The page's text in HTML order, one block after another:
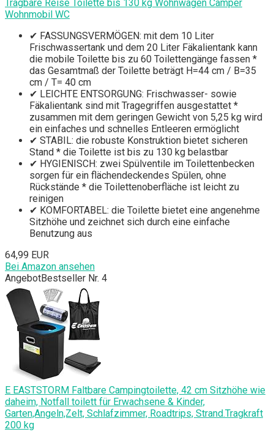
Tragbare Reise Toilette bis 130 kg Wohnwagen Camper
Wohnmobil WC
✔ FASSUNGSVERMÖGEN: mit dem 10 Liter
Frischwassertank und dem 20 Liter Fäkalientank kann
die mobile Toilette bis zu 60 Toilettengänge fassen *
das Gesamtmaß der Toilette beträgt H=44 cm / B=35
cm / T= 40 cm
✔ LEICHTE ENTSORGUNG: Frischwasser- sowie
Fäkalientank sind mit Tragegriffen ausgestattet *
zusammen mit dem geringen Gewicht von 5,25 kg wird
ein einfaches und schnelles Entleeren ermöglicht
✔ STABIL: die robuste Konstruktion bietet sicheren
Stand * die Toilette ist bis zu 130 kg belastbar
✔ HYGIENISCH: zwei Spülventile im Toilettenbecken
sorgen für ein flächendeckendes Spülen, ohne
Rückstände * die Toilettenoberfläche ist leicht zu
reinigen
✔ KOMFORTABEL: die Toilette bietet eine angenehme
Sitzhöhe und zeichnet sich durch eine einfache
Benutzung aus
64,99 EUR
Bei Amazon ansehen
AngebotBestseller Nr. 4
E EASTSTORM Faltbare Campingtoilette, 42 cm Sitzhöhe wie
daheim, Notfall toilett für Erwachsene & Kinder,
Garten,Angeln,Zelt, Schlafzimmer, Roadtrips, Strand.Tragkraft
200 kg